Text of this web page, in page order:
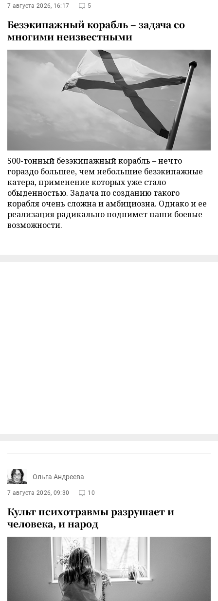
7 августа 2026, 16:17 5
Безэкипажный корабль – задача со
многими неизвестными
500-тонный безэкипажный корабль – нечто
гораздо большее, чем небольшие безэкипажные
катера, применение которых уже стало
обыденностью. Задача по созданию такого
корабля очень сложна и амбициозна. Однако и ее
реализация радикально поднимет наши боевые
возможности.
Ольга Андреева
7 августа 2026, 09:30 10
Культ психотравмы разрушает и
человека, и народ